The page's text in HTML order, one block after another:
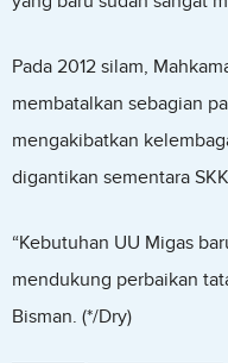
Pada 2012 silam,
membatalkan sebagian
mengakibatkan
digantikan sementara
“Kebutuhan UU Migas
mendukung perbaikan
Bisman. (*/Dry)